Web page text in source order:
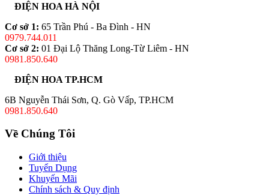
ĐIỆN HOA HÀ NỘI
Cơ sở 1: 65 Trần Phú - Ba Đình - HN
0979.744.011
Cơ sở 2: 01 Đại Lộ Thăng Long-Từ Liêm - HN
0981.850.640
ĐIỆN HOA TP.HCM
6B Nguyễn Thái Sơn, Q. Gò Vấp, TP.HCM
0981.850.640
Về Chúng Tôi
Giới thiệu
Tuyển Dụng
Khuyến Mãi
Chính sách & Quy định